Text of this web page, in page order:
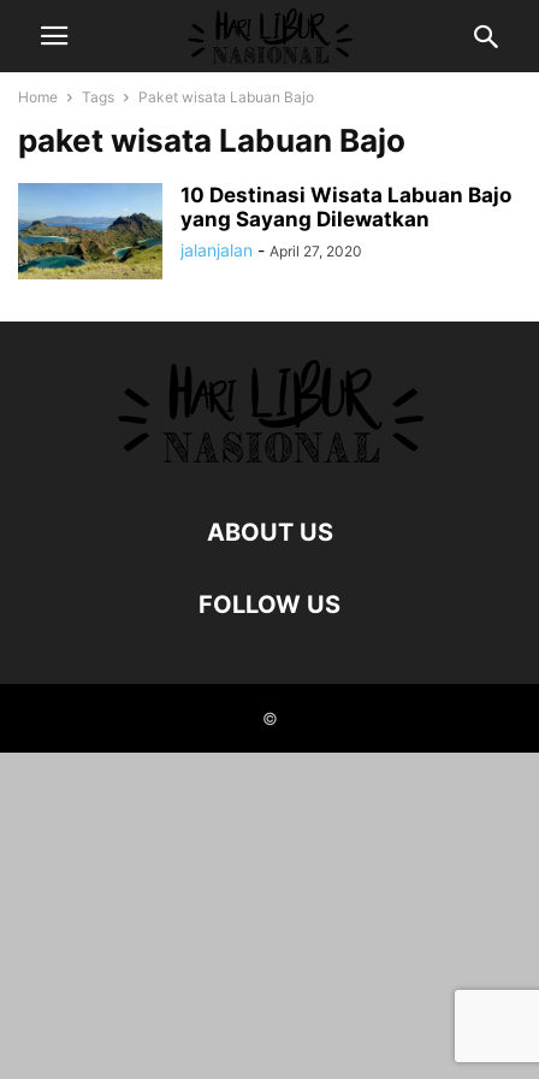
Home Tags Paket wisata Labuan Bajo
paket wisata Labuan Bajo
10 Destinasi Wisata Labuan Bajo
yang Sayang Dilewatkan
jalanjalan - April 27, 2020
ABOUT US
FOLLOW US
©